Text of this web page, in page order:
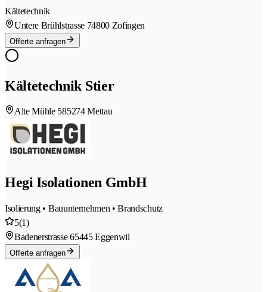
Kältetechnik
Untere Brühlstrasse 74800 Zofingen
Offerte anfragen
Kältetechnik Stier
Alte Mühle 585274 Mettau
Hegi Isolationen GmbH
Isolierung • Bauunternehmen • Brandschutz
5(1)
Badenerstrasse 65445 Eggenwil
Offerte anfragen